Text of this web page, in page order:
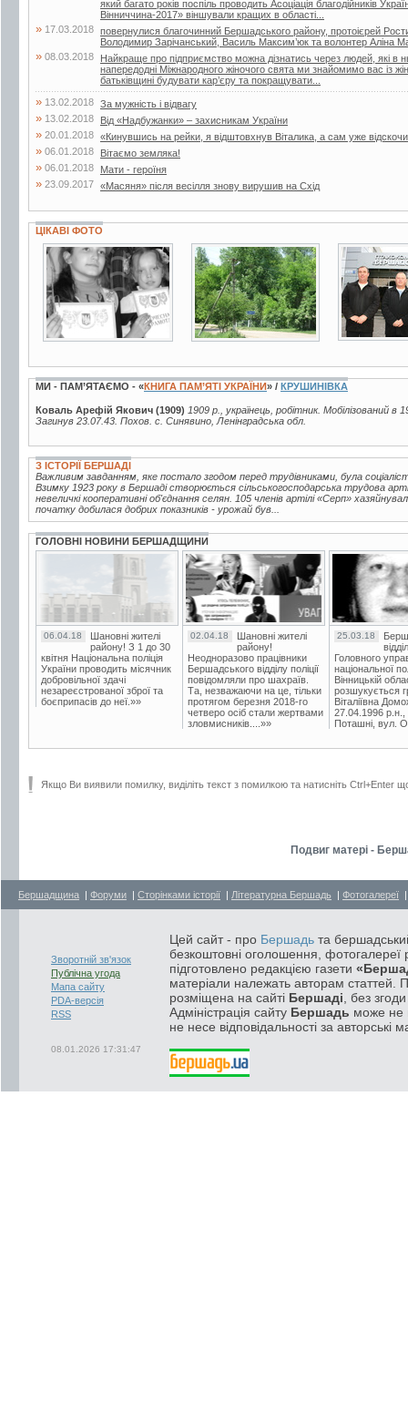
який багато років поспіль проводить Асоціація благодійників
Вінниччина-2017» віншували кращих в області...
» 17.03.2018 повернулися благочинний Бершадського району, протоієрей
Володимир Зарічанський, Василь Максим’юк та волонтер Аліна
» 08.03.2018
Найкраще про підприємство можна дізнатись через людей, які
напередодні Міжнародного жіночого свята ми знайомимо вас із
батьківщині будувати кар’єру та покращувати...
» 13.02.2018 За мужність і відвагу
» 13.02.2018 Від «Надбужанки» – захисникам України
» 20.01.2018 «Кинувшись на рейки, я відштовхнув Віталика, а сам уже
» 06.01.2018 Вітаємо земляка!
» 06.01.2018 Мати - героїня
» 23.09.2017 «Масяня» після весілля знову вирушив на Схід
ЦІКАВІ ФОТО
3 фото 7 фото 3 фото
МИ - ПАМ’ЯТАЄМО - «КНИГА ПАМ’ЯТІ УКРАЇНИ» / КРУШИНІВКА
Коваль Арефій Якович (1909) 1909 р., українець, робітник. Мобілізований
Загинув 23.07.43. Похов. с. Синявино, Ленінградська обл.
З ІСТОРІЇ БЕРШАДІ
Важливим завданням, яке постало згодом перед трудівниками, була
Взимку 1923 року в Бершаді створюється сільськогосподарська трудова
невеличкі кооперативні об'єднання селян. 105 членів артілі «Серп»
початку добилася добрих показників - урожай був...
ГОЛОВНІ НОВИНИ БЕРШАДЩИНИ
06.04.18
Шановні жителі
району! З 1 до 30
квітня Національна поліція
України проводить місячник
добровільної здачі
незареєстрованої зброї та
боєприпасів до неї.»»
02.04.18
Шановні жителі
району!
Неодноразово працівники
Бершадського відділу поліції
повідомляли про шахраїв.
Та, незважаючи на це, тільки
протягом березня 2018-го
четверо осіб стали жертвами
зловмисників....»»
25.03.18
Головного
національної
Вінницькій
розшукується
Віталіївна
27.04.1996 р.н.,
Поташні, вул.
Якщо Ви виявили помилку, виділіть текст з помилкою та натисніть Ctrl+Enter
Подвиг матері -
Бершадщина | Форуми | Сторінками історії | Літературна Бершадь | Фотогалереї
Зворотній зв'язок
Публічна угода
Мапа сайту
PDA-версія
RSS
08.01.2026 17:31:47
Цей сайт - про Бершадь та
безкоштовні оголошення, фотогалереї
підготовлено редакцією газети
матеріали належать авторам статтей.
розміщена на сайті Бершаді , без
Адміністрація сайту Бершадь може не
не несе відповідальності за авторські